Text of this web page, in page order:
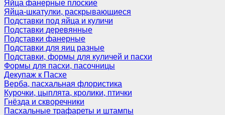
Яйца фанерные плоские
Яйца-шкатулки, раскрывающиеся
Подставки под яйца и куличи
Подставки деревянные
Подставки фанерные
Подставки для яиц разные
Подставки, формы для куличей и пасхи
Формы для пасхи, пасочницы
Декупаж к Пасхе
Верба, пасхальная флористика
Курочки, цыплята, кролики, птички
Гнёзда и скворечники
Пасхальные трафареты и штампы